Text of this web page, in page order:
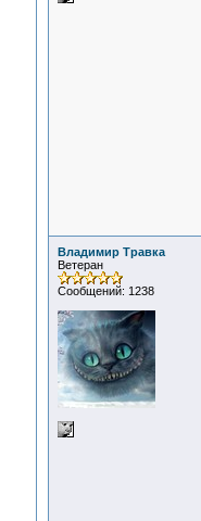
Владимир Травка
Ветеран
Сообщений: 1238